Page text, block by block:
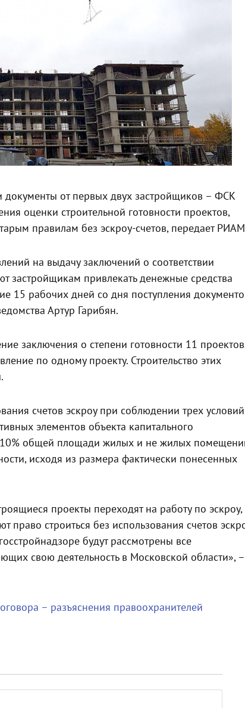
документы от первых двух застройщиков – ФСК
оценки строительной готовности проектов,
правилам без эскроу-счетов, передает
на выдачу заключений о соответствии
застройщикам привлекать денежные средства
15 рабочих дней со дня поступления
Артур Гарибян.
заключения о степени готовности 11
по одному проекту. Строительство этих
счетов эскроу при соблюдении трех
элементов объекта капитального
10% общей площади жилых и не жилых
исходя из размера фактически понесенных
проекты переходят на работу по эскроу,
строиться без использования счетов
будут рассмотрены все
свою деятельность в Московской области», –
– разъяснения правоохранителей